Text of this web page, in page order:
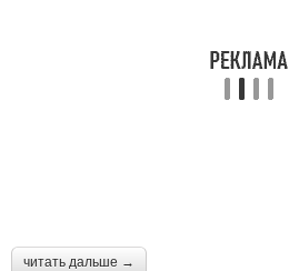
читать дальше →